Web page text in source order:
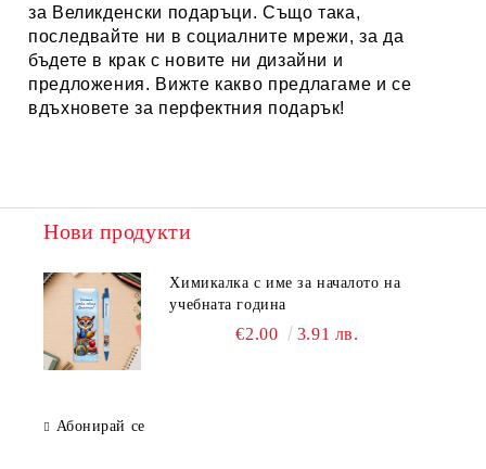
за Великденски подаръци. Също така,
последвайте ни в социалните мрежи, за да
бъдете в крак с новите ни дизайни и
предложения. Вижте какво предлагаме и се
вдъхновете за перфектния подарък!
Нови продукти
Химикалка с име за началото на
учебната година
€2.00 3.91 лв.
Абонирай се